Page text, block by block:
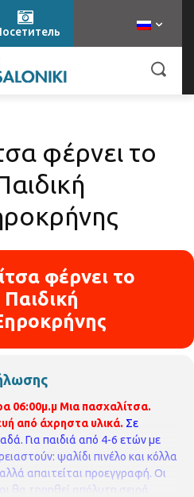
φέρνει το
φέρνει το
06:00μ.μ Μια πασχαλίτσα.
από άχρηστα υλικά. Σε
Για παιδιά από 4-6 ετών με
ψαλίδι πινέλο και κόλλα
απαιτείται προεγγραφή. Οι
θα τηρηθεί
απόλυτη σειρά